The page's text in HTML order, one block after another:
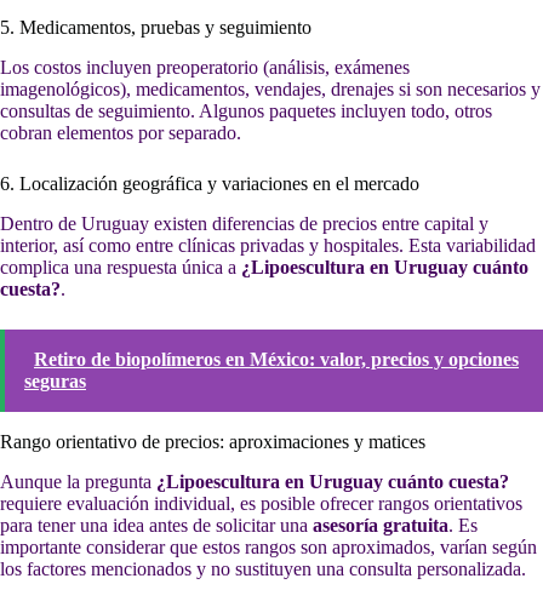
5. Medicamentos, pruebas y seguimiento
Los costos incluyen preoperatorio (análisis, exámenes
imagenológicos), medicamentos, vendajes, drenajes si son necesarios y
consultas de seguimiento. Algunos paquetes incluyen todo, otros
cobran elementos por separado.
6. Localización geográfica y variaciones en el mercado
Dentro de Uruguay existen diferencias de precios entre capital y
interior, así como entre clínicas privadas y hospitales. Esta variabilidad
complica una respuesta única a ¿Lipoescultura en Uruguay cuánto
cuesta?.
Retiro de biopolímeros en México: valor, precios y opciones
seguras
Rango orientativo de precios: aproximaciones y matices
Aunque la pregunta ¿Lipoescultura en Uruguay cuánto cuesta?
requiere evaluación individual, es posible ofrecer rangos orientativos
para tener una idea antes de solicitar una asesoría gratuita. Es
importante considerar que estos rangos son aproximados, varían según
los factores mencionados y no sustituyen una consulta personalizada.